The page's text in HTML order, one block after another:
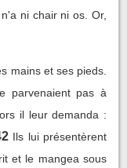
ni chair ni os. Or,
mains et ses pieds.
parvenaient pas à
il leur demanda :
Ils lui présentèrent
et le mangea sous